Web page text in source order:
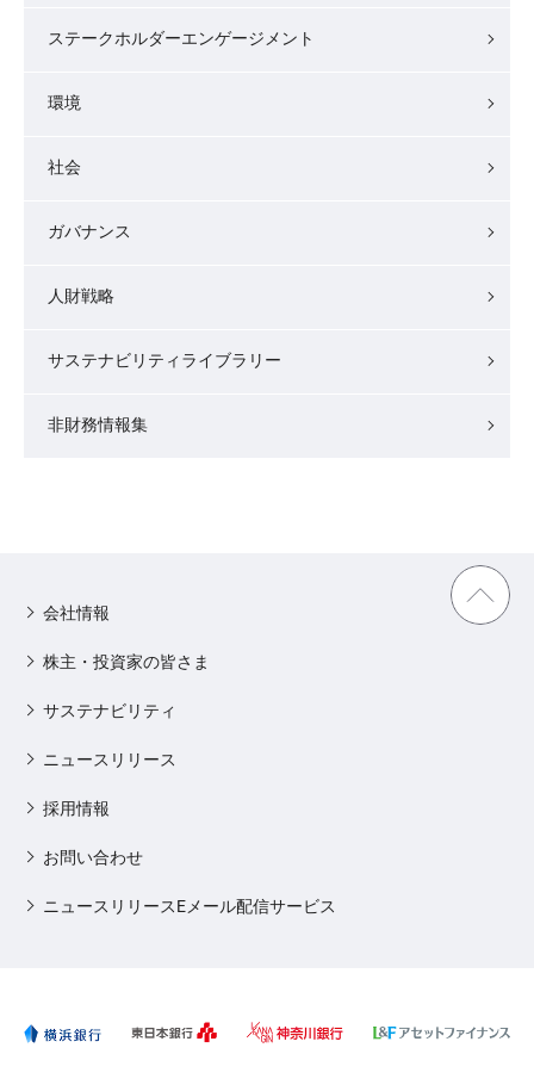
ステークホルダーエンゲージメント
環境
社会
ガバナンス
人財戦略
サステナビリティライブラリー
非財務情報集
会社情報
株主・投資家の皆さま
サステナビリティ
ニュースリリース
採用情報
お問い合わせ
ニュースリリースEメール配信サービス